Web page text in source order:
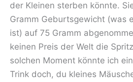
der Kleinen sterben könnte.
Gramm Geburtsgewicht (was
ist) auf 75 Gramm
keinen Preis der Welt die
solchen Moment könnte ich
Trink doch, du kleines